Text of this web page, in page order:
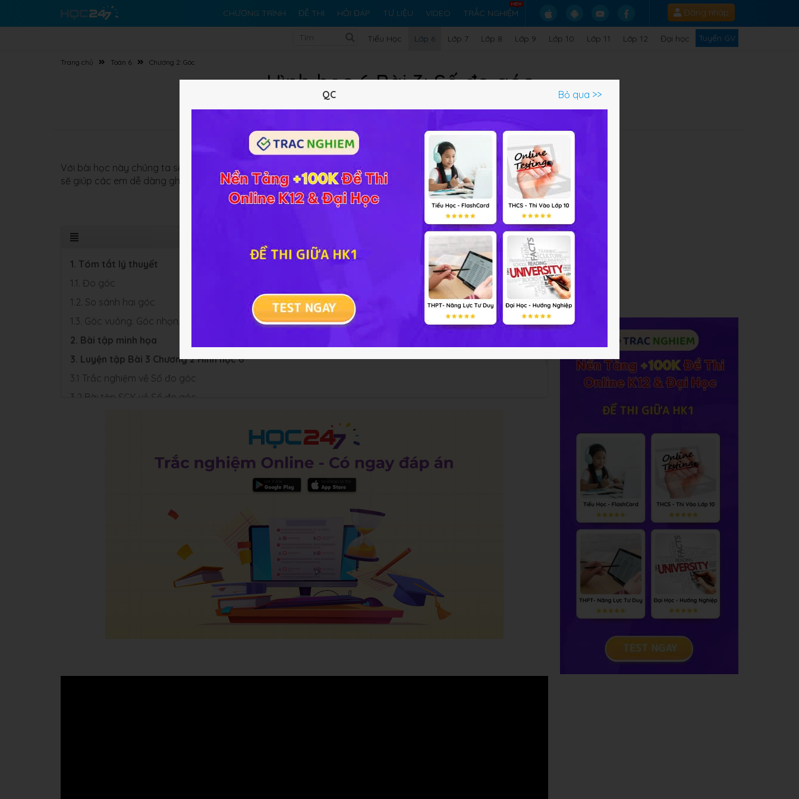
CHƯƠNG TRÌNH ĐỀ THI HỎI ĐÁP TƯ LIỆU VIDEO TRẮC NGHIỆM Đăng nhập
Tiểu Học Lớp 6 Lớp 7 Lớp 8 Lớp 9 Lớp 10 Lớp 11 Lớp 12 Đại học Tuyển GV
Trang chủ Toán 6 Chương 2: Góc
Hình học 6 Bài 3: Số đo góc
Với bài học này chúng ta sẽ cùng tìm hiểu về Số đo góc
cùng với các ví dụ minh họa có hướng dẫn giải chi tiết
sẽ giúp các em dễ dàng ghi nhớ kiến thức
1. Tóm tắt lý thuyết
1.1. Đo góc
1.2. So sánh hai góc
1.3. Góc vuông. Góc nhọn. Góc tù
2. Bài tập minh họa
3. Luyện tập Bài 3 Chương 2 Hình học 6
3.1 Trắc nghiệm về Số đo góc
3.2 Bài tập SGK về Số đo góc
QC Bỏ qua >>